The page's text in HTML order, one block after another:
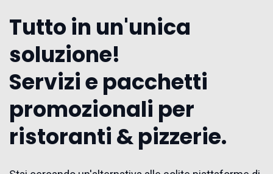
Tutto in un'unica
soluzione!
Servizi e pacchetti
promozionali per
ristoranti & pizzerie.